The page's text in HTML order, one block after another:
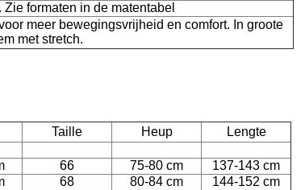
Zie formaten in de matentabel
meer bewegingsvrijheid en comfort. In groote
met stretch.
Taille Heup Lengte
66 75-80 cm
137-143 cm
68 80-84 cm
144-152 cm